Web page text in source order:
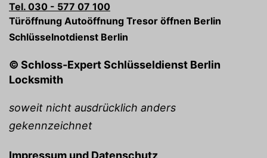
Tel. 030 - 577 07 100
Türöffnung Autoöffnung Tresor öffnen Berlin
Schlüsselnotdienst Berlin
© Schloss-Expert Schlüsseldienst Berlin
Locksmith
soweit nicht ausdrücklich anders
gekennzeichnet